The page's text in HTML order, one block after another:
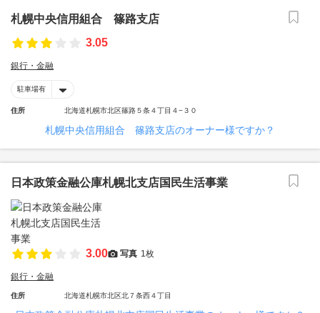
札幌中央信用組合 篠路支店
3.05
銀行・金融
駐車場有
住所 北海道札幌市北区篠路５条４丁目４−３０
札幌中央信用組合 篠路支店のオーナー様ですか？
日本政策金融公庫札幌北支店国民生活事業
3.00 写真 1枚
銀行・金融
住所 北海道札幌市北区北７条西４丁目